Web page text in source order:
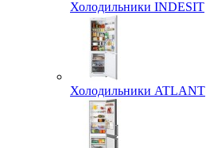
Холодильники INDESIT
Холодильники ATLANT